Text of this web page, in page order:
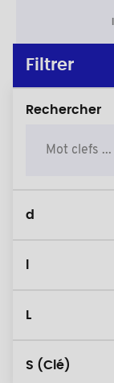
Filtrer
Rechercher
d
L
S (Clé)